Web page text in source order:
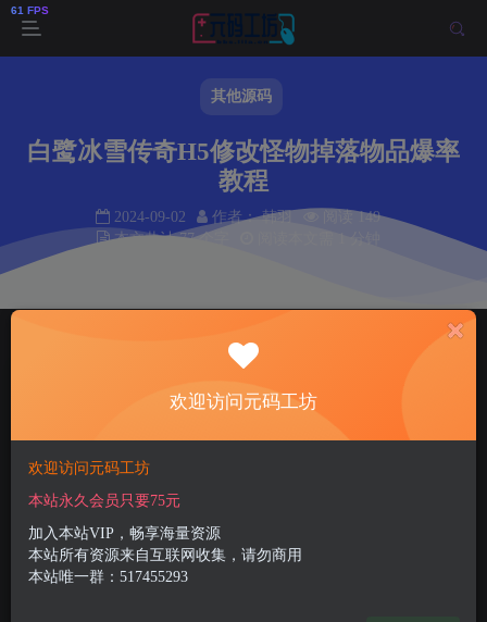
其他源码
白鹭冰雪传奇H5修改怪物掉落物品爆率
教程
2024-09-02 作者： 韩羽
阅读 149
本文共计 77 个字
149 5
加入群聊
首先找到服务端怪物文件
欢迎访问元码工坊
欢迎访问元码工坊
本站永久会员只要75元
加入本站VIP，畅享海量资源
本站所有资源来自互联网收集，请勿商用
本站唯一群：517455293